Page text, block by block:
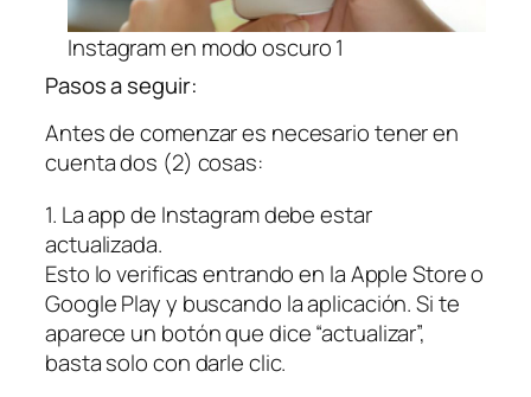
Instagram en modo oscuro 1
Pasos a seguir:
Antes de comenzar es necesario tener en
cuenta dos (2) cosas:
1. La app de Instagram debe estar
actualizada.
Esto lo verificas entrando en la Apple Store o
Google Play y buscando la aplicación. Si te
aparece un botón que dice “actualizar”,
basta solo con darle clic.